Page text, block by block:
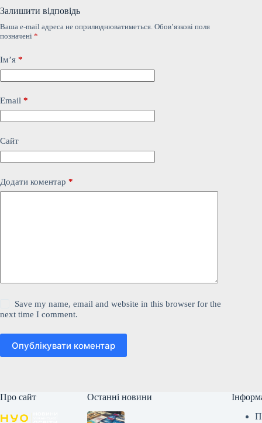
Залишити відповідь
Ваша e-mail адреса не оприлюднюватиметься. Обов’язкові поля
позначені *
Ім’я *
Email *
Сайт
Додати коментар *
Save my name, email and website in this browser for the
next time I comment.
Опублікувати коментар
Про сайт Останні новини